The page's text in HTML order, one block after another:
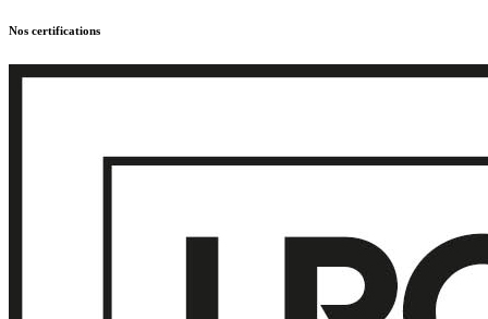
Nos certifications